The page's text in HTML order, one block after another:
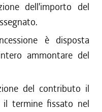
dell'importo del
è disposta
ammontare del
del contributo il
il termine fissato nel